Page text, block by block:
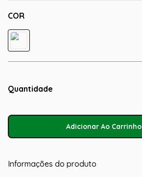
COR
Quantidade
Adicionar Ao Carrinho
Informações do produto